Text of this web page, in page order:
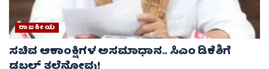
ರಾಜಕೀಯ
ಸಚಿವ ಆಕಾಂಕ್ಷಿಗಳ ಅಸಮಾಧಾನ.. ಸಿಎಂ ಡಿಕೆಶಿಗೆ